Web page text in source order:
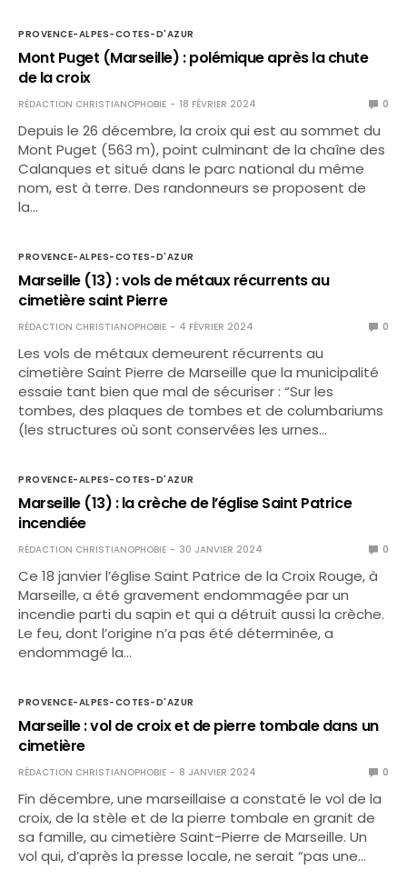
PROVENCE-ALPES-COTES-D'AZUR
Mont Puget (Marseille) : polémique après la chute
de la croix
RÉDACTION CHRISTIANOPHOBIE 18 FÉVRIER 2024 0
Depuis le 26 décembre, la croix qui est au sommet du
Mont Puget (563 m), point culminant de la chaîne des
Calanques et situé dans le parc national du même
nom, est à terre. Des randonneurs se proposent de
la…
PROVENCE-ALPES-COTES-D'AZUR
Marseille (13) : vols de métaux récurrents au
cimetière saint Pierre
RÉDACTION CHRISTIANOPHOBIE 4 FÉVRIER 2024 0
Les vols de métaux demeurent récurrents au
cimetière Saint Pierre de Marseille que la municipalité
essaie tant bien que mal de sécuriser : “Sur les
tombes, des plaques de tombes et de columbariums
(les structures où sont conservées les urnes…
PROVENCE-ALPES-COTES-D'AZUR
Marseille (13) : la crèche de l’église Saint Patrice
incendiée
RÉDACTION CHRISTIANOPHOBIE 30 JANVIER 2024 0
Ce 18 janvier l’église Saint Patrice de la Croix Rouge, à
Marseille, a été gravement endommagée par un
incendie parti du sapin et qui a détruit aussi la crèche.
Le feu, dont l’origine n’a pas été déterminée, a
endommagé la…
PROVENCE-ALPES-COTES-D'AZUR
Marseille : vol de croix et de pierre tombale dans un
cimetière
RÉDACTION CHRISTIANOPHOBIE 8 JANVIER 2024 0
Fin décembre, une marseillaise a constaté le vol de la
croix, de la stèle et de la pierre tombale en granit de
sa famille, au cimetière Saint-Pierre de Marseille. Un
vol qui, d’après la presse locale, ne serait “pas une…